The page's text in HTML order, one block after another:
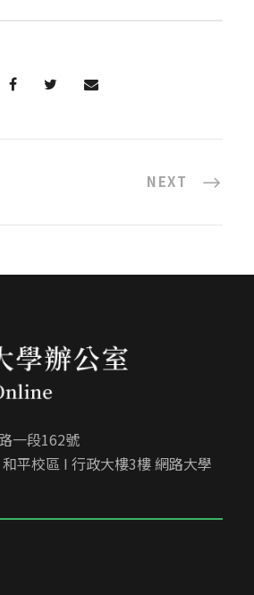
NEXT
一段162號
平校區 I 行政大樓3樓 網路大學